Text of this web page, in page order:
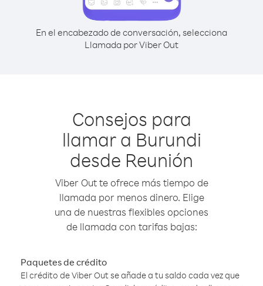
En el encabezado de conversación, selecciona
Llamada por Viber Out
Consejos para
llamar a Burundi
desde Reunión
Viber Out te ofrece más tiempo de
llamada por menos dinero. Elige
una de nuestras flexibles opciones
de llamada con tarifas bajas:
Paquetes de crédito
El crédito de Viber Out se añade a tu saldo cada vez que